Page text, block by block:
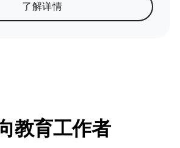
了解详情
教育工作者